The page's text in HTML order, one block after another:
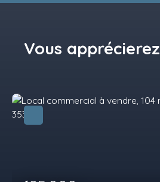
Vous apprécierez